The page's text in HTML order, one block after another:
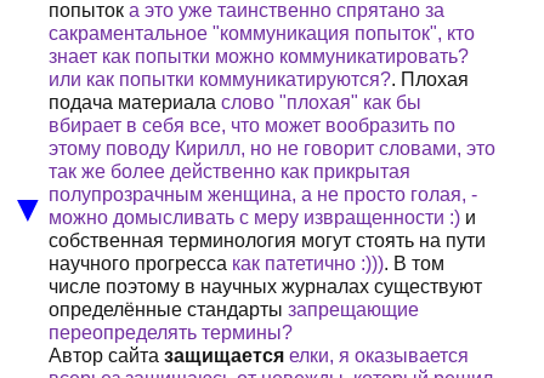
попыток а это уже таинственно спрятано за
сакраментальное "коммуникация попыток", кто
знает как попытки можно коммуникатировать?
или как попытки коммуникатируются?. Плохая
подача материала слово "плохая" как бы
вбирает в себя все, что может вообразить по
этому поводу Кирилл, но не говорит словами, это
так же более действенно как прикрытая
полупрозрачным женщина, а не просто голая, -
можно домысливать с меру извращенности :) и
собственная терминология могут стоять на пути
научного прогресса как патетично :))). В том
числе поэтому в научных журналах существуют
определённые стандарты запрещающие
переопределять термины?
Автор сайта защищается елки, я оказывается
▼